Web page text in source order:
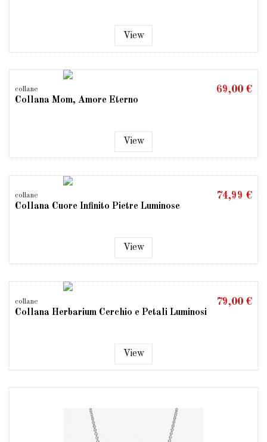
View
collane
Collana Mom, Amore Eterno
69,00 €
View
collane
Collana Cuore Infinito Pietre Luminose
74,99 €
View
collane
Collana Herbarium Cerchio e Petali Luminosi
79,00 €
View